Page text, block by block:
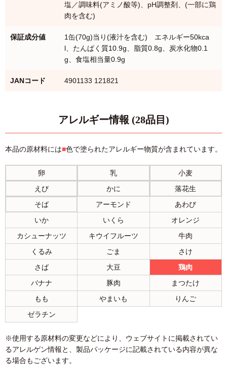
塩／調味料(アミノ酸等)、pH調整剤、(一部に鶏
肉を含む)
保証成分値
1缶(70g)当り(液汁を含む) エネルギー50kca
l、たんぱく質10.9g、脂質0.8g、炭水化物0.1
g、食塩相当量0.9g
JANコード 4901133 121821
アレルギー情報 (28品目)
本品の原材料には■色で塗られたアレルギー物質が含まれています。
卵 乳
小麦
えび
かに
落花生
そば
アーモンド
あわび
いか
いくら
オレンジ
カシューナッツ
キウイフルーツ
牛肉
くるみ
ごま
さけ
さば
大豆
鶏肉
バナナ
豚肉
まつたけ
もも
やまいも
りんご
ゼラチン
※使用する原材料の変更などにより、ウェブサイトに掲載されてい
るアレルゲン情報と、製品パッケージに記載されている内容が異な
る場合もございます。